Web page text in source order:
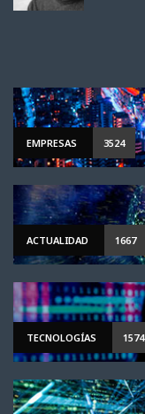
EMPRESAS 3524
ACTUALIDAD 1667
TECNOLOGÍAS 1574